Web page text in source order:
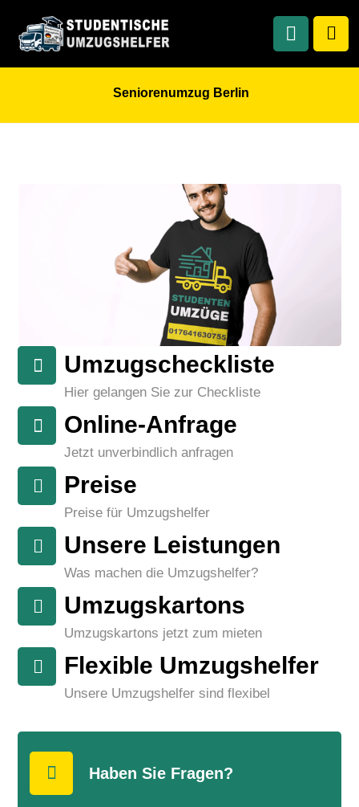
Seniorenumzug Berlin
Umzugscheckliste
Hier gelangen Sie zur Checkliste
Online-Anfrage
Jetzt unverbindlich anfragen
Preise
Preise für Umzugshelfer
Unsere Leistungen
Was machen die Umzugshelfer?
Umzugskartons
Umzugskartons jetzt zum mieten
Flexible Umzugshelfer
Unsere Umzugshelfer sind flexibel
Haben Sie Fragen?